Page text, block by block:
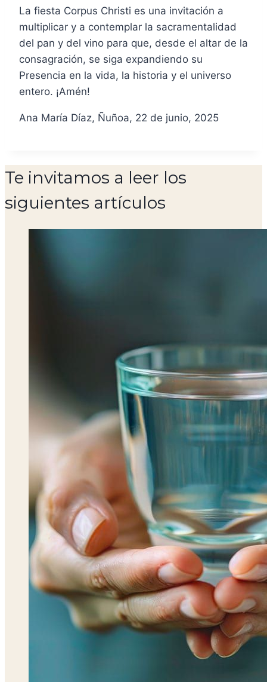
La fiesta Corpus Christi es una invitación a
multiplicar y a contemplar la sacramentalidad
del pan y del vino para que, desde el altar de la
consagración, se siga expandiendo su
Presencia en la vida, la historia y el universo
entero. ¡Amén!
Ana María Díaz, Ñuñoa, 22 de junio, 2025
Te invitamos a leer los
siguientes artículos